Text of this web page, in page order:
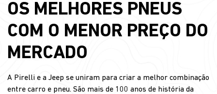
OS MELHORES PNEUS
COM O MENOR PREÇO DO
MERCADO
A Pirelli e a Jeep se uniram para criar a melhor combinação
entre carro e pneu. São mais de 100 anos de história da